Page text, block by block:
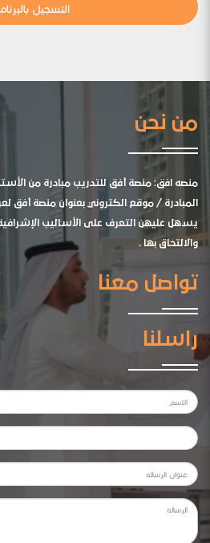
التسجيل
من نحن
منصه افق: منصة أفق للتدريب مبادرة من
المبادرة / موقع الكتروني بعنوان منصة أفق
يسهل عليهن التعرف على الأساليب
والالتحاق بها .
تواصل معنا
راسلنا